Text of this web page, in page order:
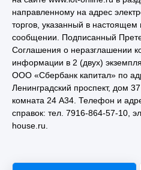
направленному на адрес
торгов, указанный в
сообщении. Подписанный
Соглашения о неразглашении
информации в 2 (двух)
ООО «Сбербанк капитал» по
Ленинградский проспект, дом
комната 24 А34. Телефон и
справок: тел. 7916-864-57-10,
house.ru.